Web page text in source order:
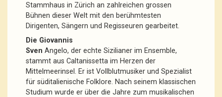
Stammhaus in Zürich an zahlreichen grossen
Bühnen dieser Welt mit den berühmtesten
Dirigenten, Sängern und Regisseuren gearbeitet.
Die Giovannis
Sven Angelo, der echte Sizilianer im Ensemble,
stammt aus Caltanissetta im Herzen der
Mittelmeerinsel. Er ist Vollblutmusiker und Spezialist
für süditalienische Folklore. Nach seinem klassischen
Studium wurde er über die Jahre zum musikalischen